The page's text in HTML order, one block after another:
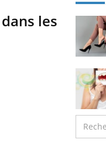
les